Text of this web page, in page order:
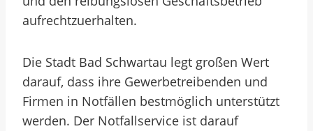
aufrechtzuerhalten.
Die Stadt Bad Schwartau legt großen Wert
darauf, dass ihre Gewerbetreibenden und
Firmen in Notfällen bestmöglich unterstützt
werden. Der Notfallservice ist darauf